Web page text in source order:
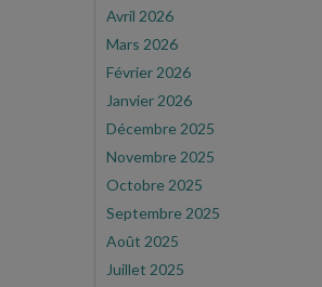
Avril 2026
Mars 2026
Février 2026
Janvier 2026
Décembre 2025
Novembre 2025
Octobre 2025
Septembre 2025
Août 2025
Juillet 2025